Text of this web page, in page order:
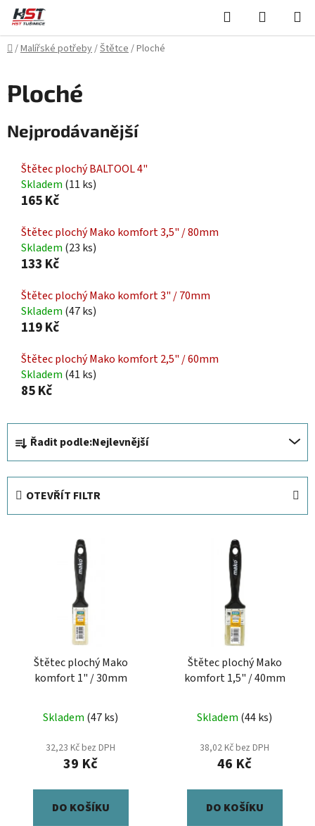
Přejít
obsah
Hledat
KOŠÍK
Domů
/Malířské potřeby/Štětce/Ploché
Ploché
Nejprodávanější
Štětec plochý BALTOOL 4"
Skladem (11 ks)
165 Kč
Štětec plochý Mako komfort 3,5" / 80mm
Skladem (23 ks)
133 Kč
Štětec plochý Mako komfort 3" / 70mm
Skladem (47 ks)
119 Kč
Štětec plochý Mako komfort 2,5" / 60mm
Skladem (41 ks)
85 Kč
Ř
a
z
Řadit podle:Nejlevnější
OTEVŘÍT FILTR
Štětec plochý Mako
komfort 1" / 30mm
Skladem (47 ks)
32,23 Kč bez DPH
39 Kč
DO KOŠÍKU
Štětec plochý Mako
komfort 1,5" / 40mm
Skladem (44 ks)
38,02 Kč bez DPH
46 Kč
DO KOŠÍKU